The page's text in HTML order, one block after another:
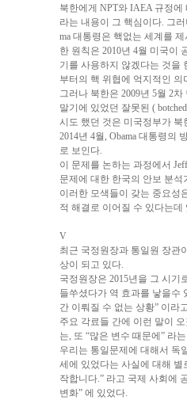
북한에게 NPT와 IAEA 규정
라는 내용이 그 핵심이다. 그
ma 대통령은 핵없는 세계를
한 원칙은 2010년 4월 미국이
기를 사용하지 않겠다는 것을
부터의 핵 위협에 억지적인
그러나 북한은 2009년 5월 2
말기에 있었던 잘못된 (
시도 했던 것은 미국정부가 북
2014년 4월, Obama 대통령의
로 보인다.
이 문제를 논하는 과정에서
문제에 대한 한국의 안보 분
이러한 모색들이 갖는 중요성
적 해결로 이어질 수 있다는데
V
최근 국정원장과 통일원 장관
상이 되고 있다.
국정원장은 2015년을 그 시기
들쑤셨다가 역 효과를 낳을수
간 이뤄질 수 없는 상황” 이라
주요 각료들 간에 이런 말이
는, 또 “많은 변수 때문에” 라
우리는 통일문제에 대해서 독
세에 있었다는 사실에 대해 별
작합니다.” 라고 국제 사회에
변화” 에 있었다.